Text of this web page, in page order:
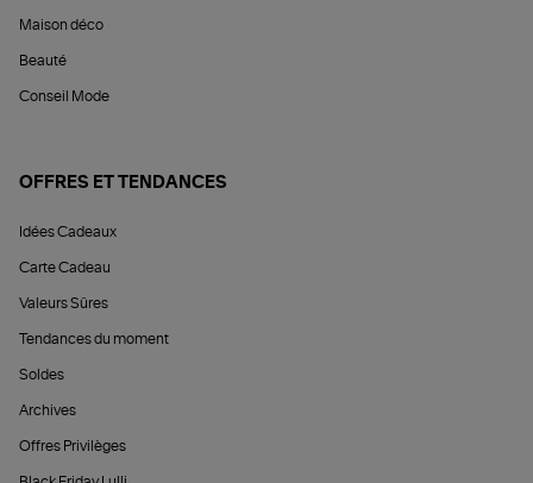
Maison déco
Beauté
Conseil Mode
OFFRES ET TENDANCES
Idées Cadeaux
Carte Cadeau
Valeurs Sûres
Tendances du moment
Soldes
Archives
Offres Privilèges